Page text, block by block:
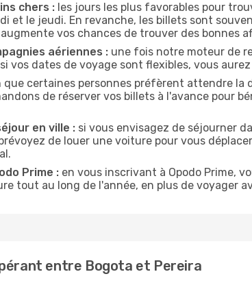
chers : les jours les plus favorables pour
et le jeudi. En revanche, les billets sont
vos chances de trouver des bonnes
aériennes : une fois notre moteur de
vos dates de voyage sont flexibles, vous
que certaines personnes préfèrent attendre la
de réserver vos billets à l'avance pour
en ville : si vous envisagez de séjourner
de louer une voiture pour vous
Prime : en vous inscrivant à Opodo Prime,
tout au long de l'année, en plus de voyager
entre Bogota et Pereira